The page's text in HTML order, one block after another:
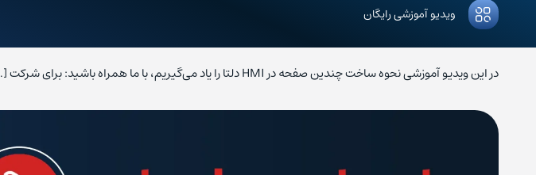
ویدیو آموزشی رایگان
در این ویدیو آموزشی نحوه ساخت چندین صفحه در HMI دلتا را یاد می‌گیریم، با ما همراه باشید: برای شرکت […]